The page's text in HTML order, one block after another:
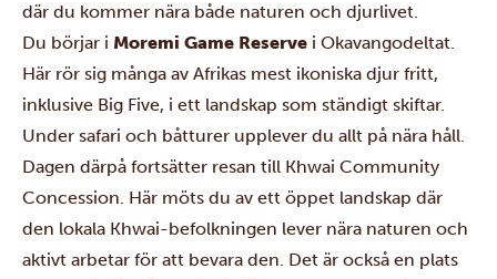
där du kommer nära både naturen och djurlivet.
Du börjar i Moremi Game Reserve i Okavangodeltat.
Här rör sig många av Afrikas mest ikoniska djur fritt,
inklusive Big Five, i ett landskap som ständigt skiftar.
Under safari och båtturer upplever du allt på nära håll.
Dagen därpå fortsätter resan till Khwai Community
Concession. Här möts du av ett öppet landskap där
den lokala Khwai-befolkningen lever nära naturen och
aktivt arbetar för att bevara den. Det är också en plats